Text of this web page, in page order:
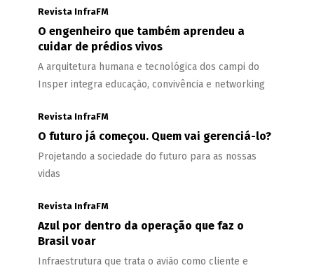
Revista InfraFM
O engenheiro que também aprendeu a
cuidar de prédios vivos
A arquitetura humana e tecnológica dos campi do
Insper integra educação, convivência e networking
Revista InfraFM
O futuro já começou. Quem vai gerenciá-lo?
Projetando a sociedade do futuro para as nossas
vidas
Revista InfraFM
Azul por dentro da operação que faz o
Brasil voar
Infraestrutura que trata o avião como cliente e